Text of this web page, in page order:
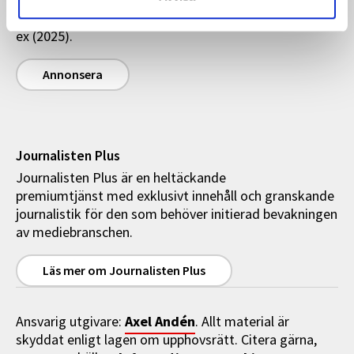
Magasinet Journalisten har en upplaga på cirka 13 500
ex (2025).
Annonsera
Journalisten Plus
Journalisten Plus är en heltäckande
premiumtjänst med exklusivt innehåll och granskande
journalistik för den som behöver initierad bevakningen
av mediebranschen.
Läs mer om Journalisten Plus
Ansvarig utgivare: Axel Andén. Allt material är
skyddat enligt lagen om upphovsrätt. Citera gärna,